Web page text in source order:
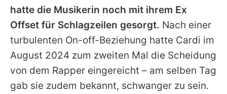
hatte die Musikerin noch mit ihrem Ex
Offset für Schlagzeilen gesorgt. Nach einer
turbulenten On-off-Beziehung hatte Cardi im
August 2024 zum zweiten Mal die Scheidung
von dem Rapper eingereicht – am selben Tag
gab sie zudem bekannt, schwanger zu sein.